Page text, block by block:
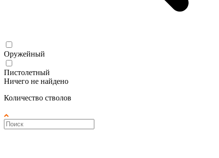
Оружейный
Пистолетный
Ничего не найдено
Количество стволов